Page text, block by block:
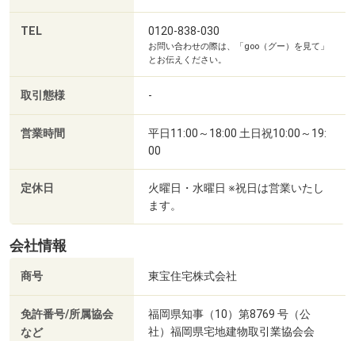
TEL 0120-838-030
お問い合わせの際は、「goo（グー）を見て」
とお伝えください。
取引態様 -
営業時間
平日11:00～18:00 土日祝10:00～19:
00
定休日
火曜日・水曜日 ※祝日は営業いたし
ます。
会社情報
商号 東宝住宅株式会社
免許番号/所属協会
など
福岡県知事（10）第8769 号（公
社）福岡県宅地建物取引業協会会